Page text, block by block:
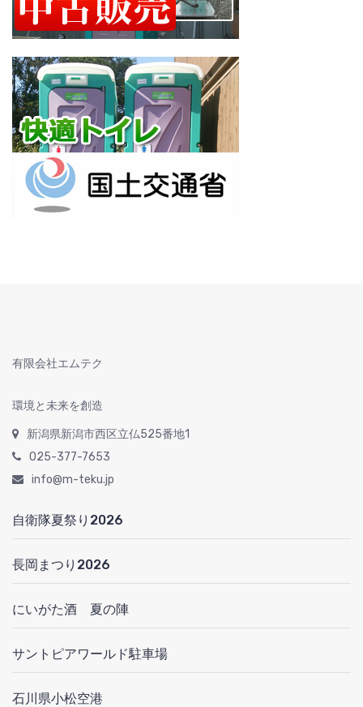
有限会社エムテク
環境と未来を創造
新潟県新潟市西区立仏525番地1
025-377-7653
info@m-teku.jp
自衛隊夏祭り2026
長岡まつり2026
にいがた酒 夏の陣
サントピアワールド駐車場
石川県小松空港